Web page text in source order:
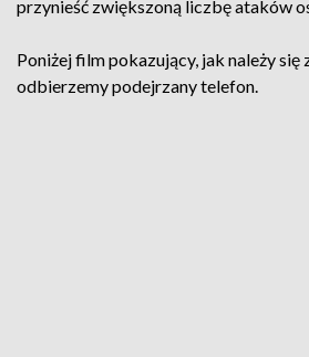
przynieść zwiększoną liczbę ataków
Poniżej film pokazujący, jak należy się
odbierzemy podejrzany telefon.